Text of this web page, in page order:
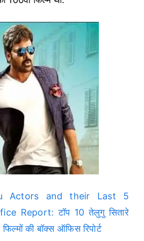
Actors and their Last 5
Report: टॉप 10 तेलुगु सितारे
की बॉक्स ऑफिस रिपोर्ट